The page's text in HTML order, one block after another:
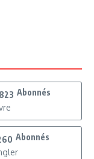
Abonnés
Abonnés